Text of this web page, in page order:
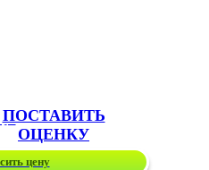
ПОСТАВИТЬ
ОЦЕНКУ
цену